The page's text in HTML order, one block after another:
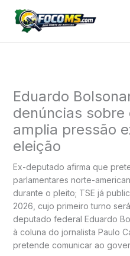
para
Eduardo
denúncias sobre
amplia pressão
eleição
Ex-deputado afirma que
parlamentares norte-
durante o pleito; TSE já
2026, cujo primeiro turno
deputado federal Eduardo
à coluna do jornalista Paulo
pretende comunicar ao